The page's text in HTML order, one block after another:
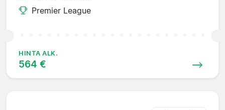
Premier League
HINTA ALK.
564 €